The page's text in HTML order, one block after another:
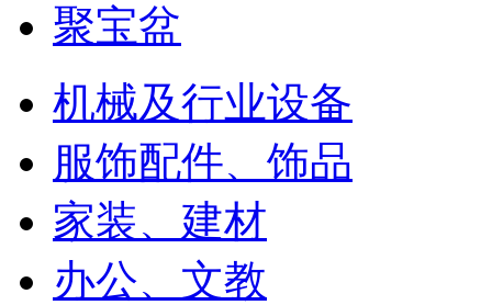
聚宝盆
机械及行业设备
服饰配件、饰品
家装、建材
办公、文教